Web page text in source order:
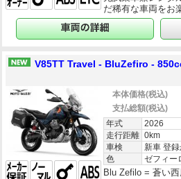
だ稀有な車両をお
V85TT Travel - BluZefiro -
本体価格(税込)
支払総額(税込)
年式
2026
走行距離 0km
車検
新車 登
色
ゼフィー
Blu Zefilo = 蒼い